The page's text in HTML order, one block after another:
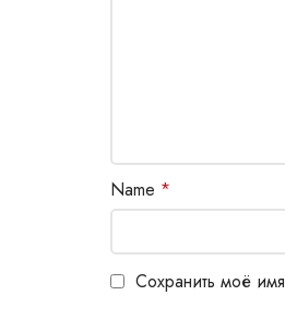
Name *
Сохранить моё